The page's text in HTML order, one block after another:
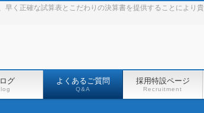
く正確な試算表とこだわりの決算書を提供することにより貴
グ よくあるご質問
Q&A
採用特設ページ
Recruitment